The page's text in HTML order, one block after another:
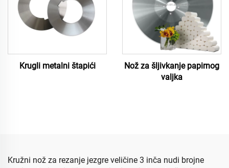
Krugli metalni štapići
Nož za šljivkanje papirnog
valjka
Kružni nož za rezanje jezgre veličine 3 inča nudi brojne